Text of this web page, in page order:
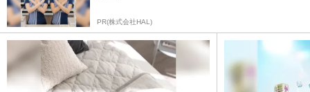
PR(株式会社HAL)